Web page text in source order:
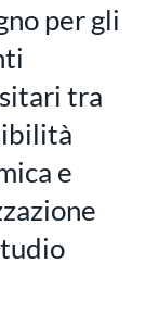
per gli
tra
e